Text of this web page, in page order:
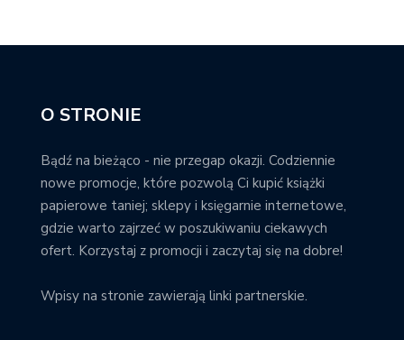
O STRONIE
Bądź na bieżąco - nie przegap okazji. Codziennie
nowe promocje, które pozwolą Ci kupić książki
papierowe taniej; sklepy i księgarnie internetowe,
gdzie warto zajrzeć w poszukiwaniu ciekawych
ofert. Korzystaj z promocji i zaczytaj się na dobre!
Wpisy na stronie zawierają linki partnerskie.